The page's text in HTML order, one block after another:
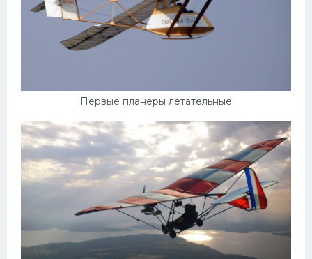
Первые планеры летательные
Автокемпер
Феррари
Мотоциклы
Додж
Ява
Спецтехника